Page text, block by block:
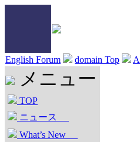
English Forum domain Top
メニュー
TOP
ニュース
What’s New